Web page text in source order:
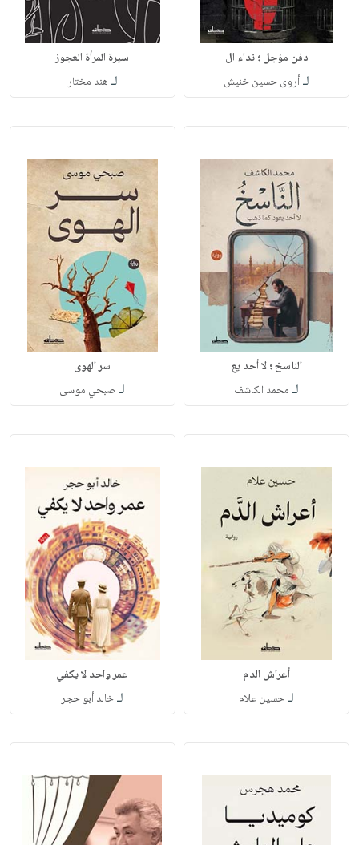
دفن مؤجل ؛ نداء ال
لـأروى حسين خنيش
سيرة المرأة العجوز
لـ هند مختار
الناسخ ؛ لا أحد يع
لـ محمد الكاشف
سر الهوى
لـ صبحي موسى
أعراش الدم
لـحسين علام
عمر واحد لا يكفي
لـخالد أبو حجر